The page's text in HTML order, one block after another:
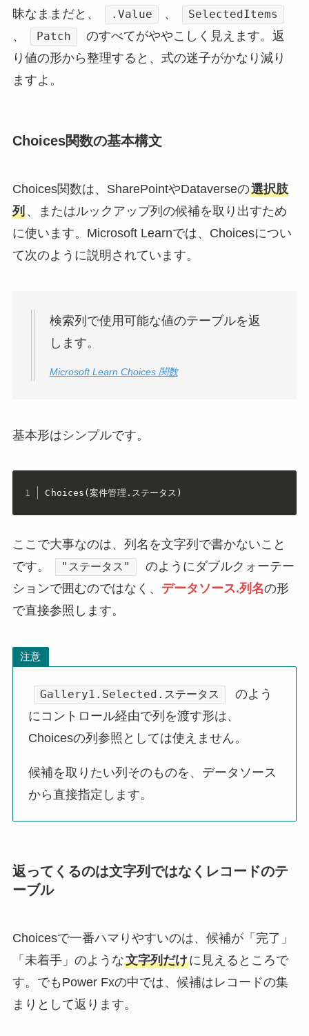
昧なままだと、
.Value 、 SelectedItems
、 Patch
のすべてがややこしく見えます。返
り値の形から整理すると、式の迷子がかなり減り
ますよ。
Choices関数の基本構文
Choices関数は、SharePointやDataverseの選択肢
列、またはルックアップ列の候補を取り出すため
に使います。Microsoft Learnでは、Choicesについ
て次のように説明されています。
検索列で使用可能な値のテーブルを返
します。
Microsoft Learn Choices 関数
基本形はシンプルです。
Choices(案件管理.ステータス)
ここで大事なのは、列名を文字列で書かないこと
です。
"ステータス"
のようにダブルクォーテー
ションで囲むのではなく、 データソース.列名の形
で直接参照します。
注意
Gallery1.Selected.ステータス
のよう
にコントロール経由で列を渡す形は、
Choicesの列参照としては使えません。
候補を取りたい列そのものを、データソース
から直接指定します。
返ってくるのは文字列ではなくレコードのテ
ーブル
Choicesで一番ハマりやすいのは、候補が「完了」
「未着手」のような文字列だけに見えるところで
す。でもPower Fxの中では、候補はレコードの集
まりとして返ります。